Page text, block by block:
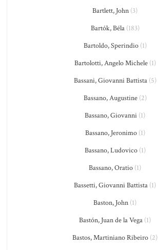
Bartlett, John (3)
Bartók, Béla(183)
Bartoldo, Sperindio(1)
Bartolotti, Angelo Michele(1)
Bassani, Giovanni Battista(5)
Bassano, Augustine(2)
Bassano, Giovanni (1)
Bassano, Jeronimo(1)
Bassano, Ludovico(1)
Bassano, Oratio (1)
Bassetti, Giovanni Battista (1)
Baston, John (1)
Bastón, Juan de la Vega (1)
Bastos, Martiniano Ribeiro (2)